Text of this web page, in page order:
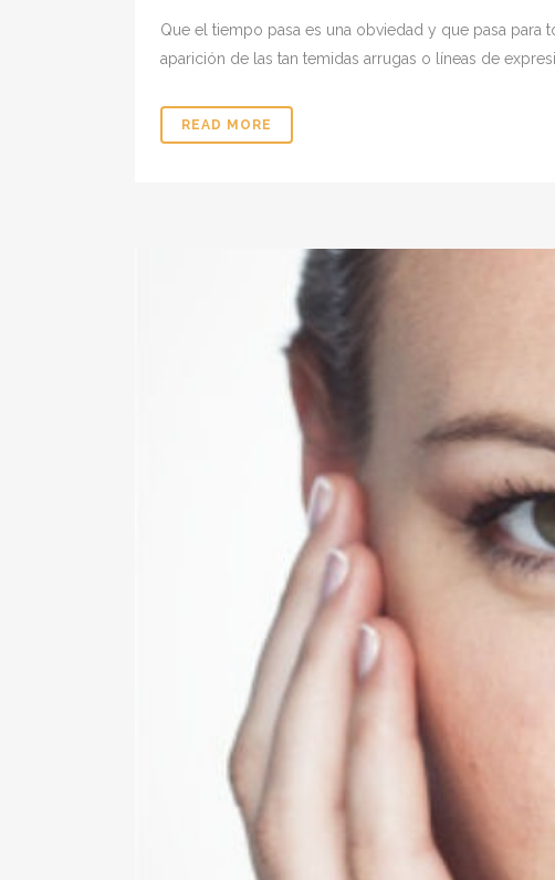
Que el tiempo pasa es una obviedad y que pasa
aparición de las tan temidas arrugas o líneas de
READ MORE